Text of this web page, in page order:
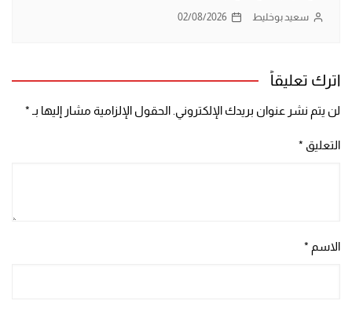
سعيد بوخليط 02/08/2026
اترك تعليقاً
لن يتم نشر عنوان بريدك الإلكتروني. الحقول الإلزامية مشار إليها بـ *
التعليق *
الاسم *